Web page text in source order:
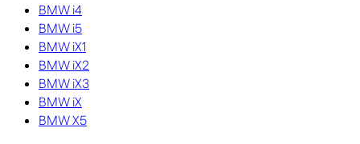
BMW i4
BMW i5
BMW iX1
BMW iX2
BMW iX3
BMW iX
BMW X5